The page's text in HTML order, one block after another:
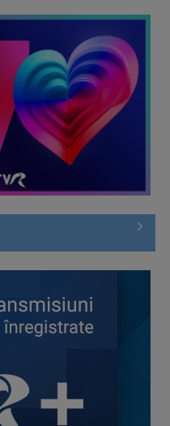
calificat în finala
Supercupa României în